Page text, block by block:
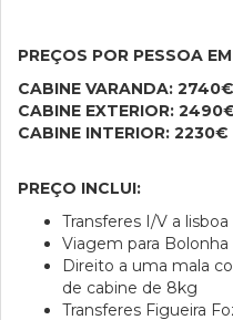
PREÇOS POR PESSOA
CABINE VARANDA: 2740€
CABINE EXTERIOR:
CABINE INTERIOR: 2230€
PREÇO INCLUI:
Transferes I/V a
Viagem para
Direito a uma mala
de cabine de 8kg
Transferes Figueira